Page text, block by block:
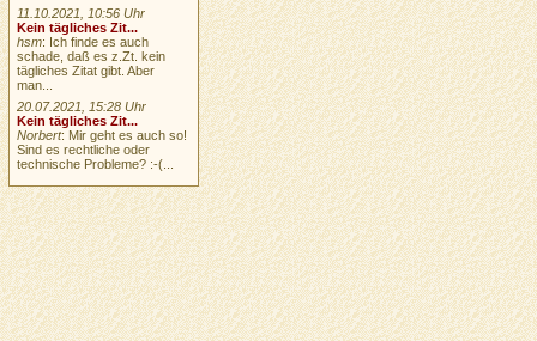
11.10.2021, 10:56 Uhr
Kein tägliches Zit...
hsm: Ich finde es auch
schade, daß es z.Zt. kein
tägliches Zitat gibt. Aber
man...
20.07.2021, 15:28 Uhr
Kein tägliches Zit...
Norbert: Mir geht es auch so!
Sind es rechtliche oder
technische Probleme? :-(...